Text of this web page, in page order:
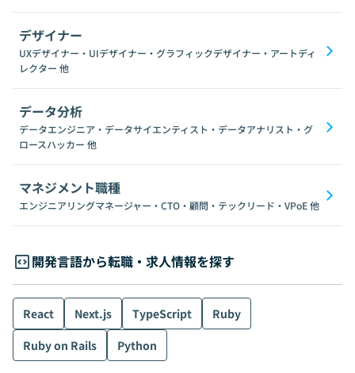
デザイナー
UXデザイナー・UIデザイナー・グラフィックデザイナー・アートディ
レクター 他
データ分析
データエンジニア・データサイエンティスト・データアナリスト・グ
ロースハッカー 他
マネジメント職種
エンジニアリングマネージャー・CTO・顧問・テックリード・VPoE他
開発言語から転職・求人情報を探す
React Next.js TypeScript
Ruby
Ruby on Rails
Python